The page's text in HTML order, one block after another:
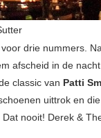
drie nummers.
afscheid in de nacht
classic van Patti
uittrok en
nooit! Derek &